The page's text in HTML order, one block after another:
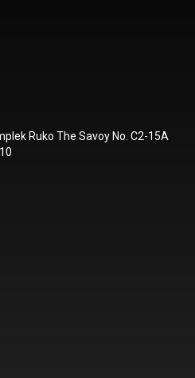
Ruko The Savoy No. C2-15A